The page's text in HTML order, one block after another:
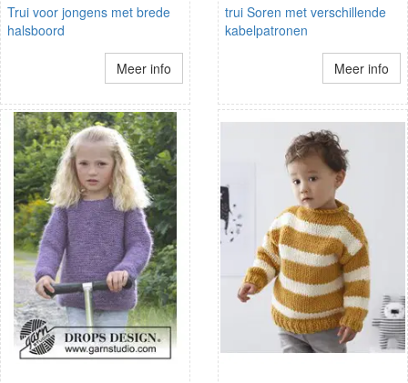
Trui voor jongens met brede
halsboord
Meer info
trui Soren met verschillende
kabelpatronen
Meer info